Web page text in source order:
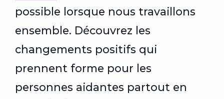
possible lorsque nous travaillons
ensemble. Découvrez les
changements positifs qui
prennent forme pour les
personnes aidantes partout en